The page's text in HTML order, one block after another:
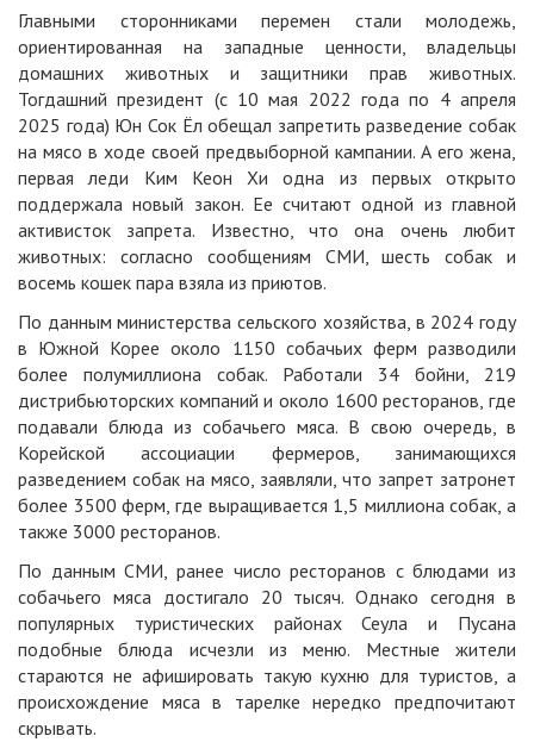
Главными сторонниками перемен стали молодежь,
ориентированная на западные ценности, владельцы
домашних животных и защитники прав животных.
Тогдашний президент (с 10 мая 2022 года по 4 апреля
2025 года) Юн Сок Ёл обещал запретить разведение собак
на мясо в ходе своей предвыборной кампании. А его жена,
первая леди Ким Кеон Хи одна из первых открыто
поддержала новый закон. Ее считают одной из главной
активисток запрета. Известно, что она очень любит
животных: согласно сообщениям СМИ, шесть собак и
восемь кошек пара взяла из приютов.
По данным министерства сельского хозяйства, в 2024 году
в Южной Корее около 1150 собачьих ферм разводили
более полумиллиона собак. Работали 34 бойни, 219
дистрибьюторских компаний и около 1600 ресторанов, где
подавали блюда из собачьего мяса. В свою очередь, в
Корейской ассоциации фермеров, занимающихся
разведением собак на мясо, заявляли, что запрет затронет
более 3500 ферм, где выращивается 1,5 миллиона собак, а
также 3000 ресторанов.
По данным СМИ, ранее число ресторанов с блюдами из
собачьего мяса достигало 20 тысяч. Однако сегодня в
популярных туристических районах Сеула и Пусана
подобные блюда исчезли из меню. Местные жители
стараются не афишировать такую кухню для туристов, а
происхождение мяса в тарелке нередко предпочитают
скрывать.